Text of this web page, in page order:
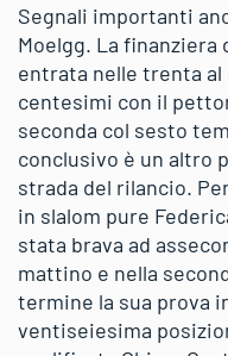
Segnali importanti
Moelgg. La finanziera
entrata nelle trenta
centesimi con il
seconda col sesto
conclusivo è un altro
strada del rilancio.
in slalom pure
stata brava ad
mattino e nella
termine la sua prova
ventiseiesima